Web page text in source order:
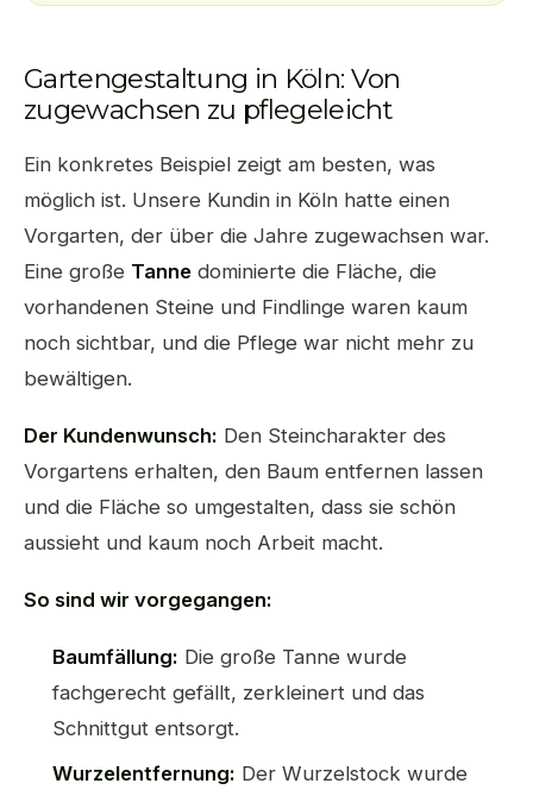
Gartengestaltung in Köln: Von
zugewachsen zu pflegeleicht
Ein konkretes Beispiel zeigt am besten, was
möglich ist. Unsere Kundin in Köln hatte einen
Vorgarten, der über die Jahre zugewachsen war.
Eine große Tanne dominierte die Fläche, die
vorhandenen Steine und Findlinge waren kaum
noch sichtbar, und die Pflege war nicht mehr zu
bewältigen.
Der Kundenwunsch: Den Steincharakter des
Vorgartens erhalten, den Baum entfernen lassen
und die Fläche so umgestalten, dass sie schön
aussieht und kaum noch Arbeit macht.
So sind wir vorgegangen:
Baumfällung: Die große Tanne wurde
fachgerecht gefällt, zerkleinert und das
Schnittgut entsorgt.
Wurzelentfernung: Der Wurzelstock wurde